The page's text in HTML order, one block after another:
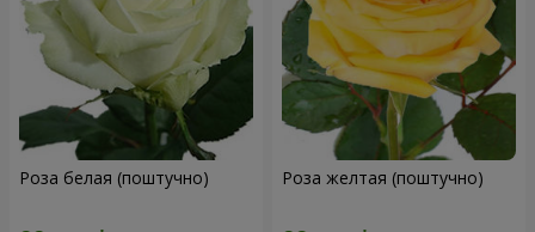
Роза белая (поштучно) Роза желтая (поштучно)